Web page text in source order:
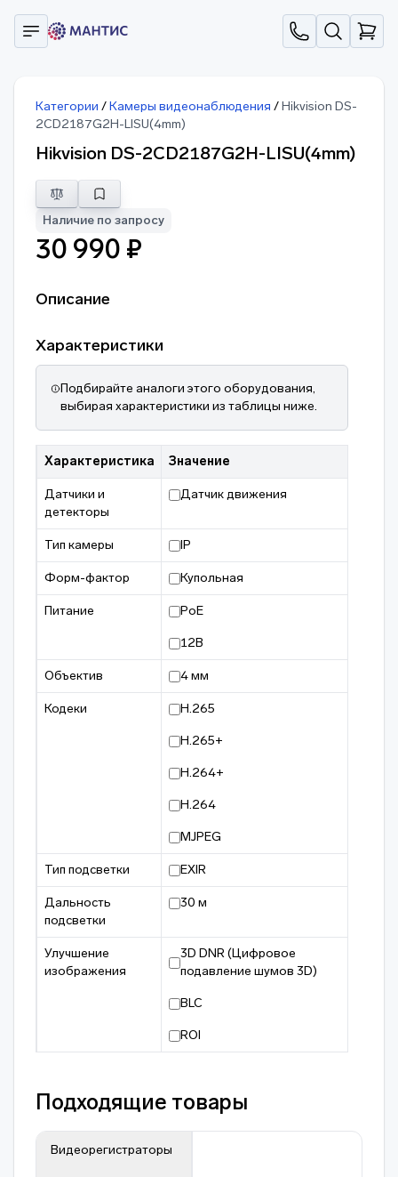
Категории /Камеры видеонаблюдения /Hikvision DS-
2CD2187G2H-LISU(4mm)
Hikvision DS-2CD2187G2H-LISU(4mm)
Наличие по запросу
30 990 ₽
Описание
Характеристики
Подбирайте аналоги этого оборудования,
выбирая характеристики из таблицы ниже.
Характеристика Значение
Датчики и
детекторы
Датчик движения
Тип камеры IP
Форм-фактор Купольная
Питание PoE
12В
Объектив 4 мм
Кодеки H.265
H.265+
H.264+
H.264
MJPEG
Тип подсветки EXIR
Дальность
подсветки
30 м
Улучшение
изображения
3D DNR (Цифровое
подавление шумов 3D)
BLC
ROI
Подходящие товары
Видеорегистраторы